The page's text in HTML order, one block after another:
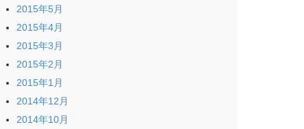
2015年5月
2015年4月
2015年3月
2015年2月
2015年1月
2014年12月
2014年10月